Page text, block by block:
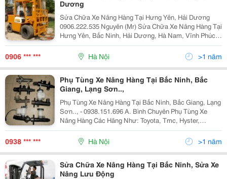
Dương
Sửa Chữa Xe Nâng Hàng Tại Hưng Yên, Hải Dương
0906.222.535 Nguyên (Mr) Sửa Chữa Xe Nâng Hàng Tại
Hưng Yên, Bắc Ninh, Hải Dương, Hà Nam, Vĩnh Phúc..,
Chuyên Sửa Chữa Các Loại Xe Nâng Hàng Dầu, Xăng,
Ga (Lpg), Điện .., Sửa Chữa Xe Nâng Các Loạ
0906 *** *** Hà Nội >1 năm
Phụ Tùng Xe Nâng Hàng Tại Bắc Ninh, Bắc
Giang, Lạng Sơn..,
Phụ Tùng Xe Nâng Hàng Tại Bắc Ninh, Bắc Giang, Lạng
Sơn.., - 0938.151.696 A. Bình Chuyên Phụ Tùng Xe
Nâng Hàng Các Hãng Như: Toyota, Tmc, Hyster,
Komatsu, Sinkobe, Nissan, Mitshubishi, Sumitomo,
Doosan, Hyundai, Yale, Heli, Samsung, Daewoo&Hellip;
0938 *** *** Hà Nội >1 năm
Sửa Chữa Xe Nâng Hàng Tại Bắc Ninh, Sửa Xe
Nâng Lưu Động